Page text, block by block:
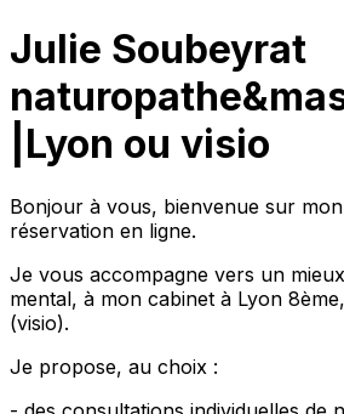
Julie Soubeyrat
|Lyon ou visio
Bonjour à vous, bienvenue sur
réservation en ligne.
Je vous accompagne vers un
mental, à mon cabinet à Lyon
(visio).
Je propose, au choix :